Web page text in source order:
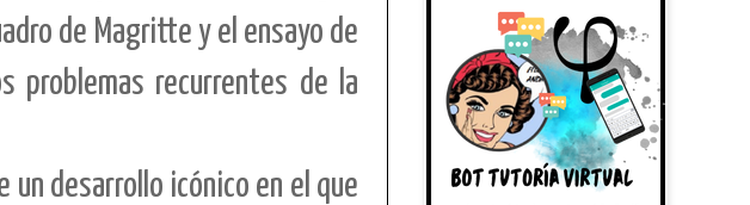
de Magritte y el ensayo de
problemas recurrentes de la
desarrollo icónico en el que